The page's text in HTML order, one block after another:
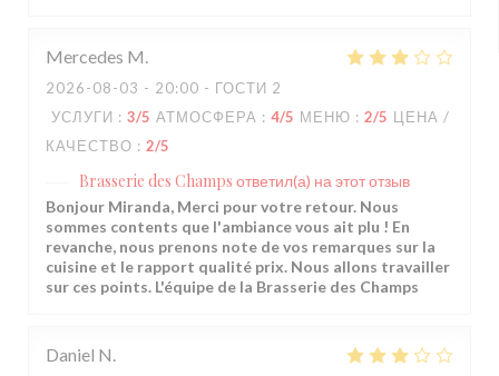
Mercedes M
2026-08-03 - 20:00 - ГОСТИ 2
УСЛУГИ : 3/5 АТМОСФЕРА : 4/5 МЕНЮ : 2/5 ЦЕНА /
КАЧЕСТВО : 2/5
Brasserie des Champs ответил(а) на этот отзыв
Bonjour Miranda, Merci pour votre retour. Nous
sommes contents que l'ambiance vous ait plu ! En
revanche, nous prenons note de vos remarques sur la
cuisine et le rapport qualité prix. Nous allons travailler
sur ces points. L'équipe de la Brasserie des Champs
Daniel N